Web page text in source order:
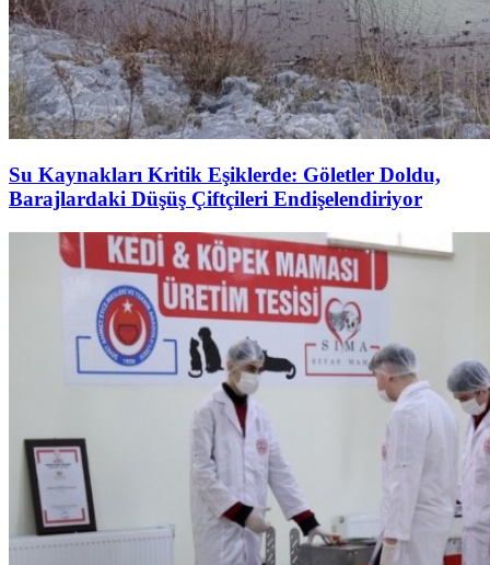
Su Kaynakları Kritik Eşiklerde: Göletler Doldu,
Barajlardaki Düşüş Çiftçileri Endişelendiriyor